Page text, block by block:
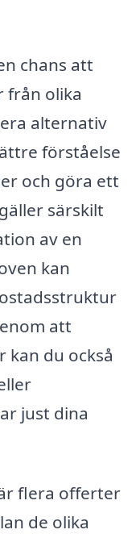
chans att
från olika
alternativ
förståelse
och göra ett
särskilt
av en
kan
att
du också
just dina
flera offerter
de olika